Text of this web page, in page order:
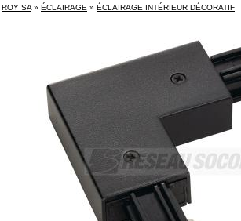
ROY SA » ÉCLAIRAGE » ÉCLAIRAGE INTÉRIEUR DÉCORATIF